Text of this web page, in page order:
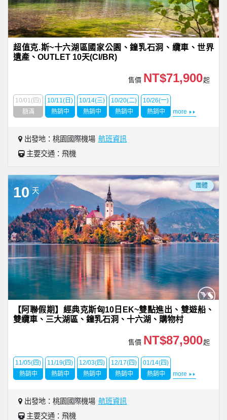
超值克.斯~十六湖區國家公園、鐘乳石洞、纜車、世界
遺產、OUTLET 10天(CI/BR)
售價 NT$71,900起
10/01(四)
額滿
10/11(日)
熱銷中
10/14(三)
熱銷中
10/20(二)
熱銷中
10/26(一)
熱銷中
more
出發地：桃園國際機場 航班資訊
主要交通：飛機
10 天
團體
【阿聯假期】經典克斯匈10日EK~雙點進出、雙遊船、
雙纜車、三大湖區、鐘乳石洞、十六湖、購物村
售價 NT$87,900起
11/05(四)
熱銷中
11/19(四)
熱銷中
12/03(四)
熱銷中
12/17(四)
熱銷中
01/14(四)
熱銷中
more
出發地：桃園國際機場 航班資訊
主要交通：飛機